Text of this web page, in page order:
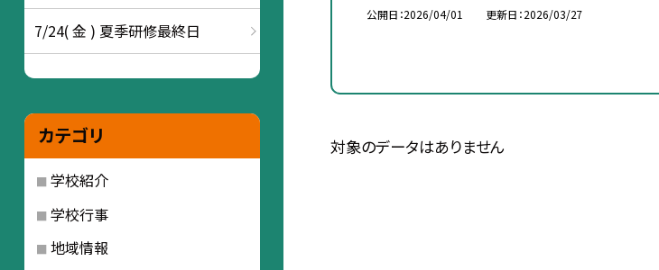
公開日 2026/04/01 更新日 2026/03/27
対象のデータはありません
7/24( 金 ) 夏季研修最終日
カテゴリ
学校紹介
学校行事
地域情報